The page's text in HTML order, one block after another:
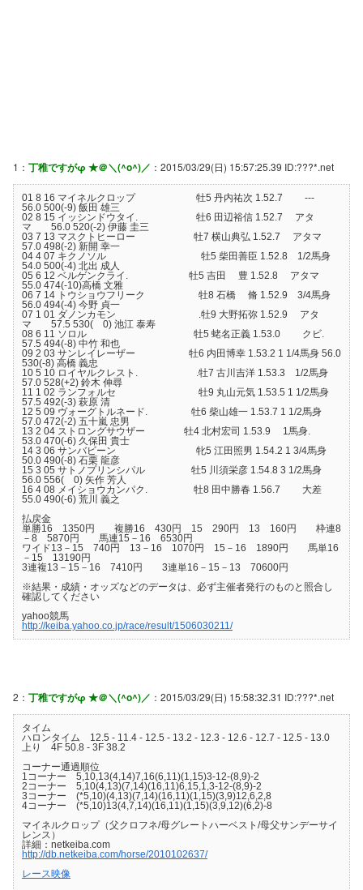
1： 丁稚ですがφ ★＠＼(^o^)／ ：2015/03/29(日) 15:57:25.39 ID:???*.net
01 8 16 マイネルクロップ 牡5 丹内祐次 1.52.7 ---
56.0 500(-9) 飯田 雄三
02 8 15 イッシンドウタイ. 牡6 田辺裕信 1.52.7 アタ
マ 56.0 520(-2) 伊藤 圭三
03 7 13 マスクトヒーロー 牡7 横山典弘 1.52.7 アタマ
57.0 498(-2) 新開 幸一
04 4 07 キクノソル 牡5 柴田善臣 1.52.8 1/2馬身
54.0 500(-4) 北出 成人
05 6 12 ベルゲンクライ. 牡5 吉田 豊 1.52.8 アタマ
55.0 474(-10)高橋 文雅
06 7 14 トウショウフリーク 牡8 石橋 脩 1.52.9 3/4馬身
56.0 494(-4) 今野 貞一
07 1 01 ダノンカモン .牡9 大野拓弥 1.52.9 アタ
マ 57.5 530( 0) 池江 泰寿
08 6 11 ソロル 牡5 蛯名正義 1.53.0 クビ.
57.5 494(-8) 中竹 和也
09 2 03 サンレイレーザー 牡6 内田博幸 1.53.2 1 1/4馬身 56.0
530(-8) 高橋 義忠
10 5 10 ロイヤルクレスト. .牡7 古川吉洋 1.53.3 1/2馬身
57.0 528(+2) 鈴木 伸尋
11 1 02 ランフォルセ 牡9 丸山元気 1.53.5 1 1/2馬身
57.5 492(-3) 萩原 清
12 5 09 ヴォーグトルネード. 牡6 柴山雄一 1.53.7 1 1/2馬身
57.0 472(-2) 五十嵐 忠男
13 2 04 ストロングサウザー 牡4 北村宏司 1.53.9 1馬身.
53.0 470(-6) 久保田 貴士
14 3 06 サンバビーン 牝5 江田照男 1.54.2 1 3/4馬身
50.0 490(-8) 石栗 龍彦
15 3 05 サトノプリンシパル 牡5 川須栄彦 1.54.8 3 1/2馬身
56.0 556( 0) 矢作 芳人
16 4 08 メイショウカンパク. 牡8 田中勝春 1.56.7 大差
55.0 490(-6) 荒川 義之
払戻金
単勝16 1350円 複勝16 430円 15 290円 13 160円 枠連8
－8 5870円 馬連15－16 6530円
ワイド13－15 740円 13－16 1070円 15－16 1890円 馬単16
－15 13190円
3連複13－15－16 7410円 3連単16－15－13 70600円
※結果・成績・オッズなどのデータは、必ず主催者発行のものと照合し
確認してください
yahoo競馬
http://keiba.yahoo.co.jp/race/result/1506030211/
2： 丁稚ですがφ ★＠＼(^o^)／ ：2015/03/29(日) 15:58:32.31 ID:???*.net
タイム
ハロンタイム 12.5 - 11.4 - 12.5 - 13.2 - 12.3 - 12.6 - 12.7 - 12.5 - 13.0
上り 4F 50.8 - 3F 38.2
コーナー通過順位
1コーナー 5,10,13(4,14)7,16(6,11)(1,15)3-12-(8,9)-2
2コーナー 5,10(4,13)(7,14)(16,11)6,15,1,3-12-(8,9)-2
3コーナー (*5,10)(4,13)(7,14)(16,11)(1,15)(3,9)12,6,2,8
4コーナー (*5,10)13(4,7,14)(16,11)(1,15)(3,9,12)(6,2)-8
マイネルクロップ（父クロフネ/母グレートハーベスト/母父サンデーサイ
レンス）
詳細：netkeiba.com
http://db.netkeiba.com/horse/2010102637/
レース映像